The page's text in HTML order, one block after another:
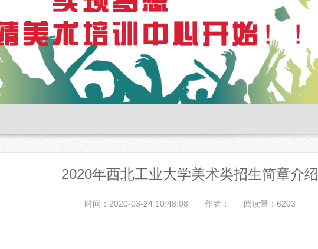
2020年西北工业大学美术类招生简章介绍
时间：2020-03-24 10:48:08 作者： 阅读量：6203